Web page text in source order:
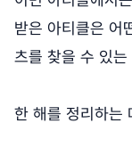
받은 아티클은 어
츠를 찾을 수 있
한 해를 정리하는